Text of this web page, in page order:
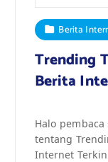
Berita
Trending
Berita
Halo
tentang
Internet